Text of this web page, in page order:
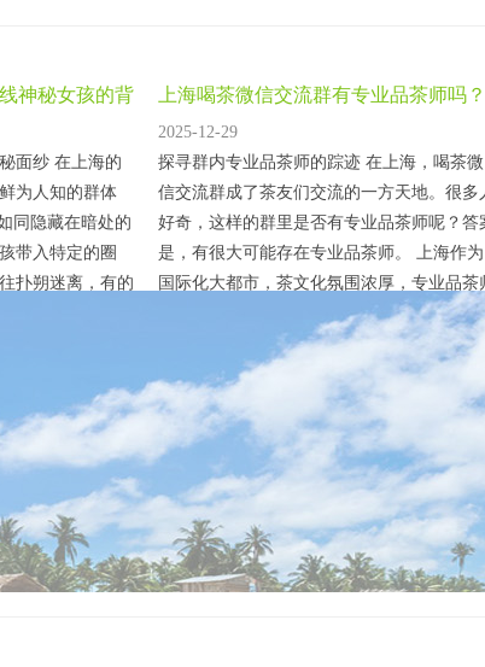
神秘女孩的背
面纱 在上海的
为人知的群体
同隐藏在暗处的
带入特定的圈
扑朔迷离，有的
将女孩与需求方
极为隐蔽。他
上海喝茶微信交流群有专业品茶师吗？
2025-12-29
探寻群内专业品茶师的踪迹 在上海，喝茶微
信交流群成了茶友们交流的一方天地。很多
好奇，这样的群里是否有专业品茶师呢？答
是，有很大可能存在专业品茶师。 上海作为
国际化大都市，茶文化氛围浓厚，专业品茶
不在少数。一些品茶师为了拓展人脉、分享
业知识，会加入这类交流群。他们在群里能
时解答茶友们关于茶叶鉴别、冲泡技巧、储
方法等专业问题。比如，当群里有茶友拿出
款新茶却不知其品种和特点时，专业品茶师